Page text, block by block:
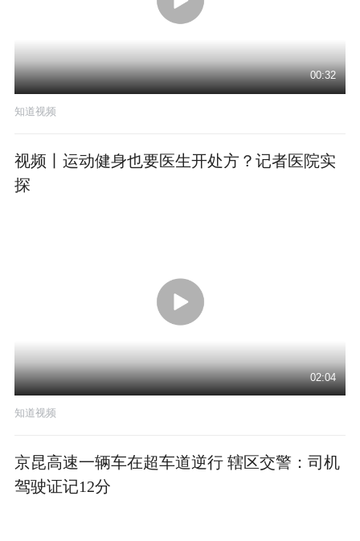
00:32
知道视频
视频丨运动健身也要医生开处方？记者医院实
探
02:04
知道视频
京昆高速一辆车在超车道逆行 辖区交警：司机
驾驶证记12分